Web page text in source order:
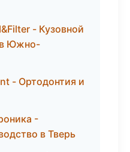
- Кузовной
в Южно-
- Ортодонтия и
-
в Тверь